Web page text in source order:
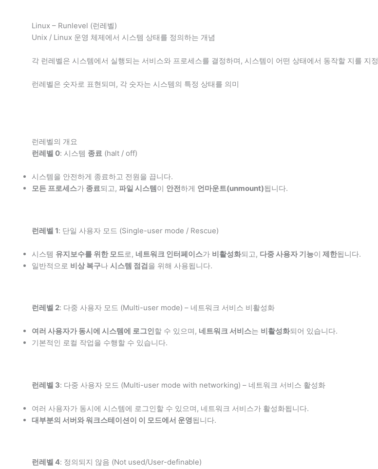
Linux – Runlevel (런레벨)
Unix / Linux 운영 체제에서 시스템 상태를 정의하는 개념
각 런레벨은 시스템에서 실행되는 서비스와 프로세스를 결정하며, 시스템이 어떤 상태에서 동작할 지를 지정
런레벨은 숫자로 표현되며, 각 숫자는 시스템의 특정 상태를 의미
런레벨의 개요
런레벨 0: 시스템 종료 (halt / off)
시스템을 안전하게 종료하고 전원을 끕니다.
모든 프로세스가 종료되고, 파일 시스템이 안전하게 언마운트(unmount)됩니다.
런레벨 1: 단일 사용자 모드 (Single-user mode / Rescue)
시스템 유지보수를 위한 모드로, 네트워크 인터페이스가 비활성화되고, 다중 사용자 기능이 제한됩니다.
일반적으로 비상 복구나 시스템 점검을 위해 사용됩니다.
런레벨 2: 다중 사용자 모드 (Multi-user mode) – 네트워크 서비스 비활성화
여러 사용자가 동시에 시스템에 로그인할 수 있으며, 네트워크 서비스는 비활성화되어 있습니다.
기본적인 로컬 작업을 수행할 수 있습니다.
런레벨 3: 다중 사용자 모드 (Multi-user mode with networking) – 네트워크 서비스 활성화
여러 사용자가 동시에 시스템에 로그인할 수 있으며, 네트워크 서비스가 활성화됩니다.
대부분의 서버와 워크스테이션이 이 모드에서 운영됩니다.
런레벨 4: 정의되지 않음 (Not used/User-definable)